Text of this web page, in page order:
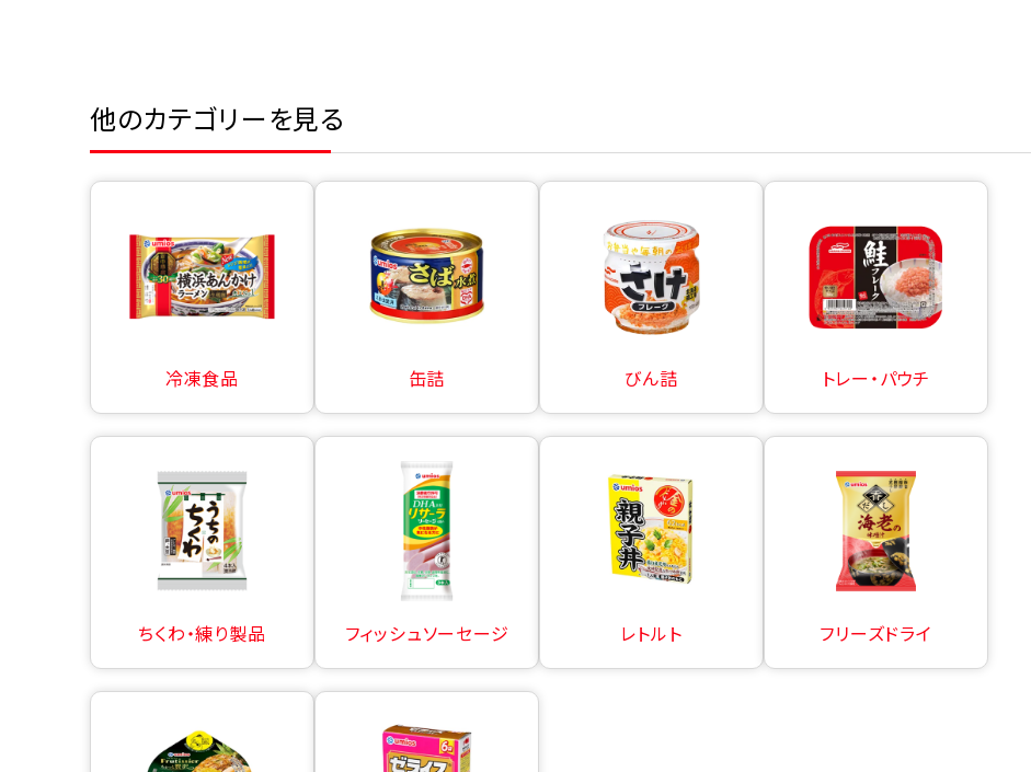
他のカテゴリーを見る
冷凍食品 缶詰 びん詰 トレー・パウチ
ちくわ・練り製品 フィッシュソーセージ レトルト フリーズドライ